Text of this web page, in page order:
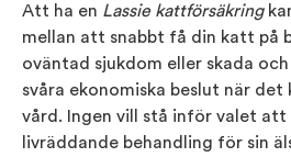
Att ha en Lassie kattförsäkring
mellan att snabbt få din katt på
oväntad sjukdom eller skada
svåra ekonomiska beslut när
vård. Ingen vill stå inför valet att
livräddande behandling för sin